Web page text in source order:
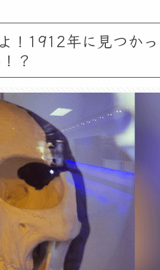
！1912年に見つか
？